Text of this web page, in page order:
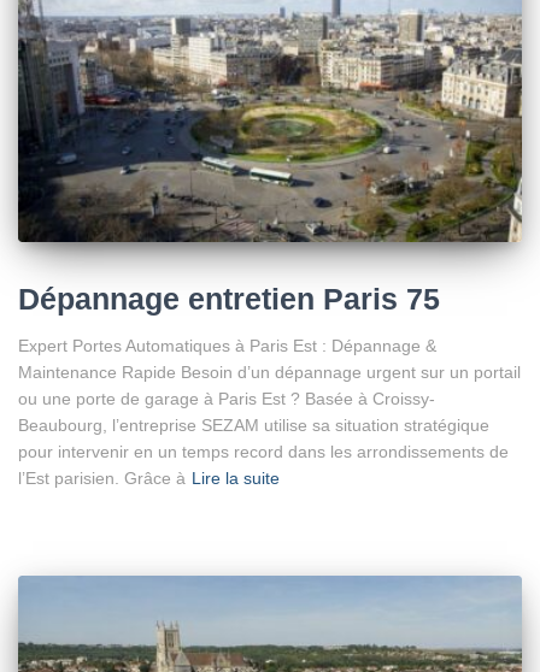
Dépannage entretien Paris 75
Expert Portes Automatiques à Paris Est : Dépannage &
Maintenance Rapide Besoin d’un dépannage urgent sur un portail
ou une porte de garage à Paris Est ? Basée à Croissy-
Beaubourg, l’entreprise SEZAM utilise sa situation stratégique
pour intervenir en un temps record dans les arrondissements de
l’Est parisien. Grâce à Lire la suite